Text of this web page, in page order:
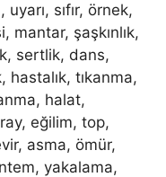
sıfır, örnek,
mantar, şaşkınlık,
sertlik, dans,
tıkanma,
halat,
eğilim, top,
asma, ömür,
yakalama,